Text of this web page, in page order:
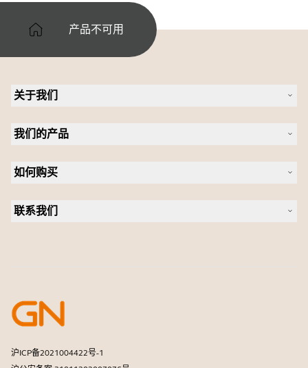
产品不可用
关于我们
人才招聘
新闻稿
案例研究
我们的产品
全向麦
个人摄像头
软件
如何购买
联系我们
开发者计划
合作伙伴计划
商用产品寿命终止政策
沪ICP备2021004422号-1